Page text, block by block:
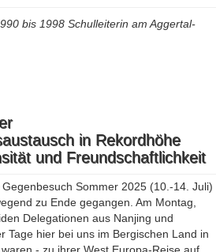
bis 1998 Schulleiterin am Aggertal-
in Rekordhöhe
und Freundschaftlichkeit
Sommer 2025 (10.-14. Juli)
zu Ende gegangen. Am Montag,
Delegationen aus Nanjing und
Tage hier bei uns im Bergischen Land in